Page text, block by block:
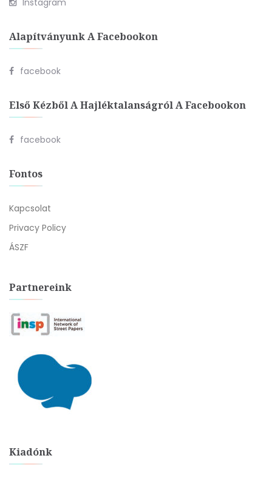
Instagram
Alapítványunk A Facebookon
facebook
Első Kézből A Hajléktalanságról A Facebookon
facebook
Fontos
Kapcsolat
Privacy Policy
ÁSZF
Partnereink
Kiadónk